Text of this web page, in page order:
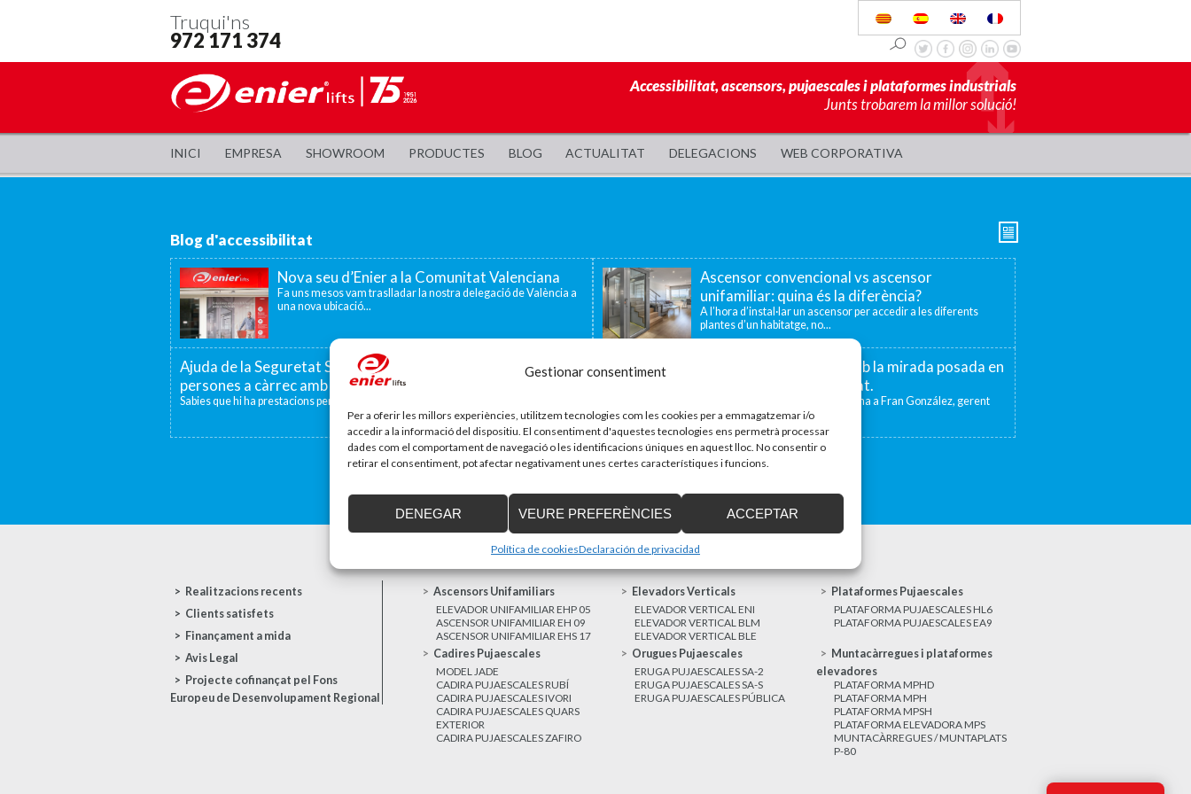
Gestionar consentiment
Per a oferir les millors experiències, utilitzem tecnologies com les cookies per a emmagatzemar i/o
accedir a la informació del dispositiu. El consentiment d'aquestes tecnologies ens permetrà processar
dades com el comportament de navegació o les identificacions úniques en aquest lloc. No consentir o
retirar el consentiment, pot afectar negativament unes certes característiques i funcions.
ACCEPTAR
DENEGAR VEURE PREFERÈNCIES
Política de cookiesDeclaración de privacidad
Truqui'ns
972 171 374
Accessibilitat, ascensors, pujaescales i plataformes industrials
Junts trobarem la millor solució!
INICI EMPRESA SHOWROOM PRODUCTES BLOG ACTUALITAT DELEGACIONS WEB CORPORATIVA
Blog d'accessibilitat
Nova seu d’Enier a la Comunitat Valenciana
Fa uns mesos vam traslladar la nostra delegació de València a
una nova ubicació...
Ascensor convencional vs ascensor
unifamiliar: quina és la diferència?
A l’hora d’instal·lar un ascensor per accedir a les diferents
plantes d’un habitatge, no...
Ajuda de la Seguretat Social per a famílies amb fills o
persones a càrrec amb discapacitat
Sabies que hi ha prestacions per fill o per persones amb discapacitat que estiguin...
Enier celebra 75 anys amb la mirada posada en
la innovació i la proximitat.
Recupera l’entrevista de TV Girona a Fran González, gerent
d’Enier. Aquest passat 17 de...
MÉS NOTÍCIES
Realitzacions recents
Clients satisfets
Finançament a mida
Avis Legal
Projecte cofinançat pel Fons
Europeu de Desenvolupament Regional
Ascensors Unifamiliars
ELEVADOR UNIFAMILIAR EHP 05
ASCENSOR UNIFAMILIAR EH 09
ASCENSOR UNIFAMILIAR EHS 17
Elevadors Verticals
ELEVADOR VERTICAL ENI
ELEVADOR VERTICAL BLM
ELEVADOR VERTICAL BLE
Plataformes Pujaescales
PLATAFORMA PUJAESCALES HL6
PLATAFORMA PUJAESCALES EA9
Cadires Pujaescales
MODEL JADE
CADIRA PUJAESCALES RUBÍ
CADIRA PUJAESCALES IVORI
CADIRA PUJAESCALES QUARS
EXTERIOR
CADIRA PUJAESCALES ZAFIRO
Orugues Pujaescales
ERUGA PUJAESCALES SA-2
ERUGA PUJAESCALES SA-S
ERUGA PUJAESCALES PÚBLICA
Muntacàrregues i plataformes
elevadores
PLATAFORMA MPHD
PLATAFORMA MPH
PLATAFORMA MPSH
PLATAFORMA ELEVADORA MPS
MUNTACÀRREGUES / MUNTAPLATS
P-80